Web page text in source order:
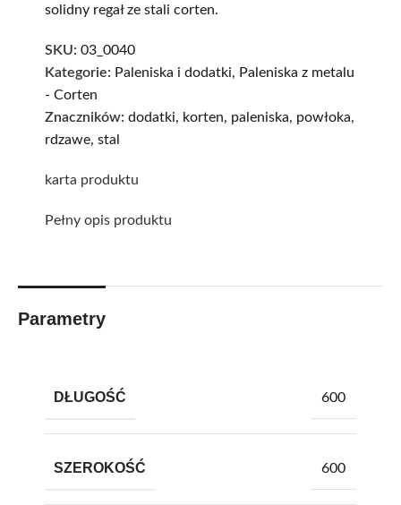
solidny regał ze stali corten.
SKU: 03_0040
Kategorie: Paleniska i dodatki, Paleniska z metalu
- Corten
Znaczników: dodatki, korten, paleniska, powłoka,
rdzawe, stal
karta produktu
Pełny opis produktu
Parametry
DŁUGOŚĆ 600
SZEROKOŚĆ 600